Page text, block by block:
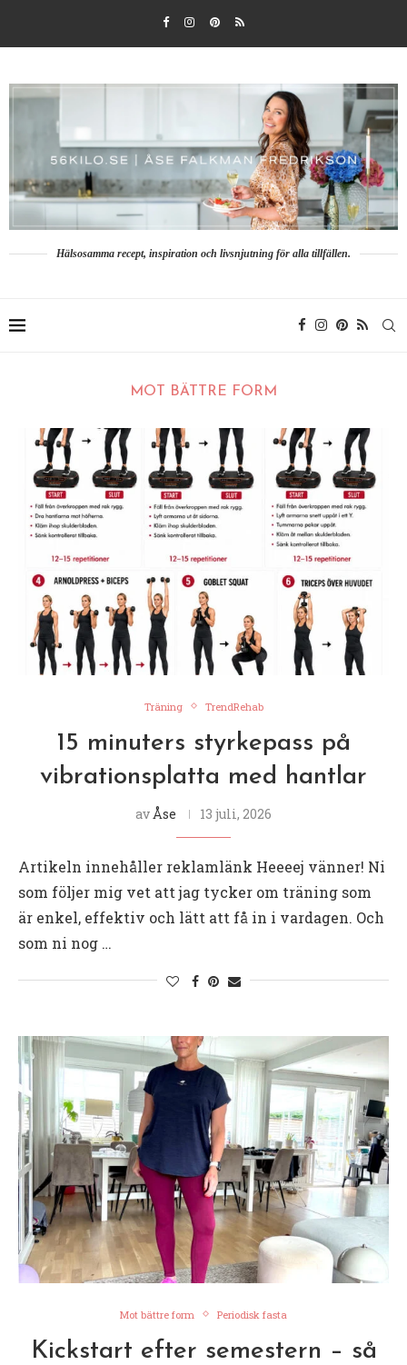
Hälsosamma recept, inspiration och livsnjutning för alla tillfällen.
MOT BÄTTRE FORM
Träning TrendRehab
15 minuters styrkepass på
vibrationsplatta med hantlar
av Åse 13 juli, 2026
Artikeln innehåller reklamlänk Heeeej vänner! Ni
som följer mig vet att jag tycker om träning som
är enkel, effektiv och lätt att få in i vardagen. Och
som ni nog …
Mot bättre form Periodisk fasta
Kickstart efter semestern – så